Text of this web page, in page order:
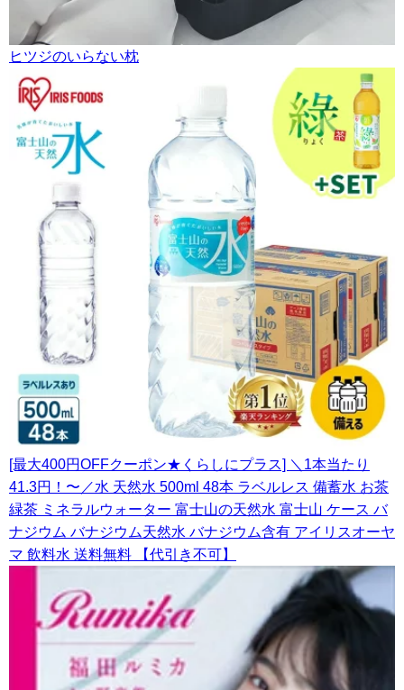
ヒツジのいらない枕
[最大400円OFFクーポン★くらしにプラス] ＼1本当たり
41.3円！〜／水 天然水 500ml 48本 ラベルレス 備蓄水 お茶
緑茶 ミネラルウォーター 富士山の天然水 富士山 ケース バ
ナジウム バナジウム天然水 バナジウム含有 アイリスオーヤ
マ 飲料水 送料無料 【代引き不可】